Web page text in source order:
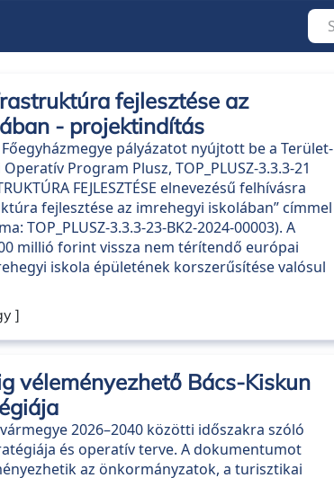
fejlesztése az
- projektindítás
pályázatot nyújtott be a Terület-
Program Plusz, TOP_PLUSZ-3.3.3-21
FEJLESZTÉSE elnevezésű felhívásra
fejlesztése az imrehegyi iskolában” címmel
TOP_PLUSZ-3.3.3-23-BK2-2024-00003). A
millió forint vissza nem térítendő európai
iskola épületének korszerűsítése valósul
]
véleményezhető Bács-Kiskun
2026–2040 közötti időszakra szóló
és operatív terve. A dokumentumot
az önkormányzatok, a turisztikai